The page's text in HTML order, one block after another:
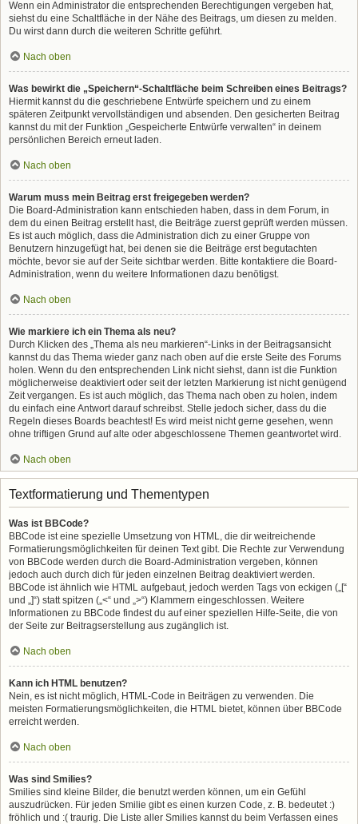
Wenn ein Administrator die entsprechenden Berechtigungen vergeben hat,
siehst du eine Schaltfläche in der Nähe des Beitrags, um diesen zu melden.
Du wirst dann durch die weiteren Schritte geführt.
Nach oben
Was bewirkt die „Speichern“-Schaltfläche beim Schreiben eines Beitrags?
Hiermit kannst du die geschriebene Entwürfe speichern und zu einem
späteren Zeitpunkt vervollständigen und absenden. Den gesicherten Beitrag
kannst du mit der Funktion „Gespeicherte Entwürfe verwalten“ in deinem
persönlichen Bereich erneut laden.
Nach oben
Warum muss mein Beitrag erst freigegeben werden?
Die Board-Administration kann entschieden haben, dass in dem Forum, in
dem du einen Beitrag erstellt hast, die Beiträge zuerst geprüft werden müssen.
Es ist auch möglich, dass die Administration dich zu einer Gruppe von
Benutzern hinzugefügt hat, bei denen sie die Beiträge erst begutachten
möchte, bevor sie auf der Seite sichtbar werden. Bitte kontaktiere die Board-
Administration, wenn du weitere Informationen dazu benötigst.
Nach oben
Wie markiere ich ein Thema als neu?
Durch Klicken des „Thema als neu markieren“-Links in der Beitragsansicht
kannst du das Thema wieder ganz nach oben auf die erste Seite des Forums
holen. Wenn du den entsprechenden Link nicht siehst, dann ist die Funktion
möglicherweise deaktiviert oder seit der letzten Markierung ist nicht genügend
Zeit vergangen. Es ist auch möglich, das Thema nach oben zu holen, indem
du einfach eine Antwort darauf schreibst. Stelle jedoch sicher, dass du die
Regeln dieses Boards beachtest! Es wird meist nicht gerne gesehen, wenn
ohne triftigen Grund auf alte oder abgeschlossene Themen geantwortet wird.
Nach oben
Textformatierung und Thementypen
Was ist BBCode?
BBCode ist eine spezielle Umsetzung von HTML, die dir weitreichende
Formatierungsmöglichkeiten für deinen Text gibt. Die Rechte zur Verwendung
von BBCode werden durch die Board-Administration vergeben, können
jedoch auch durch dich für jeden einzelnen Beitrag deaktiviert werden.
BBCode ist ähnlich wie HTML aufgebaut, jedoch werden Tags von eckigen („[“
und „]“) statt spitzen („<“ und „>“) Klammern eingeschlossen. Weitere
Informationen zu BBCode findest du auf einer speziellen Hilfe-Seite, die von
der Seite zur Beitragserstellung aus zugänglich ist.
Nach oben
Kann ich HTML benutzen?
Nein, es ist nicht möglich, HTML-Code in Beiträgen zu verwenden. Die
meisten Formatierungsmöglichkeiten, die HTML bietet, können über BBCode
erreicht werden.
Nach oben
Was sind Smilies?
Smilies sind kleine Bilder, die benutzt werden können, um ein Gefühl
auszudrücken. Für jeden Smilie gibt es einen kurzen Code, z. B. bedeutet :)
fröhlich und :( traurig. Die Liste aller Smilies kannst du beim Verfassen eines